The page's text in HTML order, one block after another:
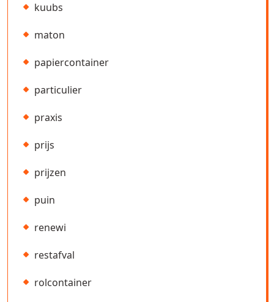
kuubs
maton
papiercontainer
particulier
praxis
prijs
prijzen
puin
renewi
restafval
rolcontainer